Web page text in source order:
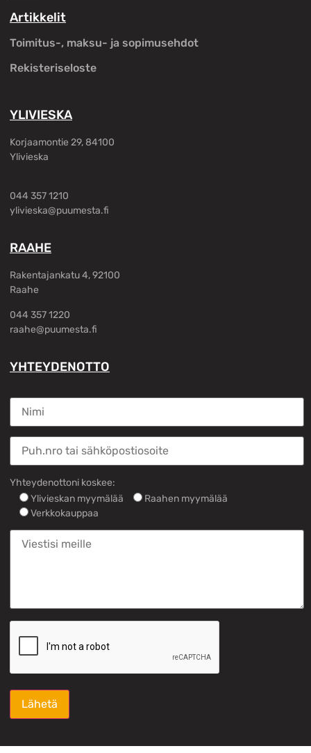
Artikkelit
Toimitus-, maksu- ja sopimusehdot
Rekisteriseloste
YLIVIESKA
Korjaamontie 29, 84100
Ylivieska
044 357 1210
ylivieska@puumesta.fi
RAAHE
Rakentajankatu 4, 92100
Raahe
044 357 1220
raahe@puumesta.fi
YHTEYDENOTTO
Yhteydenottoni koskee:
Ylivieskan myymälää
Raahen myymälää
Verkkokauppaa